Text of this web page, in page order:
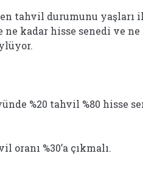
tahvil durumunu yaşları
kadar hisse senedi ve ne
%20 tahvil %80 hisse
oranı %30’a çıkmalı.